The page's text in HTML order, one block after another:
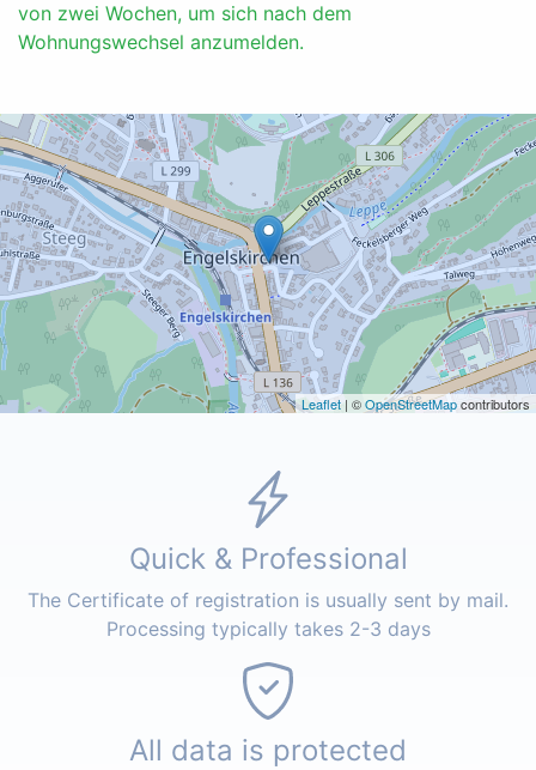
von zwei Wochen, um sich nach dem
Wohnungswechsel anzumelden.
Leaflet | ©OpenStreetMapcontributors
Quick & Professional
The Certificate of registration is usually sent by mail.
Processing typically takes 2-3 days
All data is protected